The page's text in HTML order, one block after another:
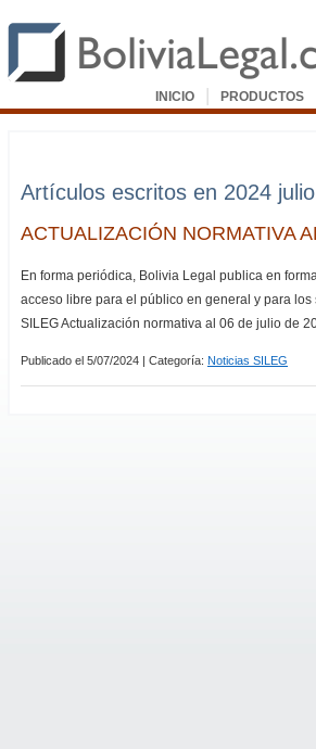
INICIO | PRODUCTOS
Artículos escritos en 2024 julio
ACTUALIZACIÓN NORMATIVA
En forma periódica, Bolivia Legal publica en
acceso libre para el público en general y para
SILEG Actualización normativa al 06 de julio de
Publicado el 5/07/2024 | Categoría: Noticias SILEG